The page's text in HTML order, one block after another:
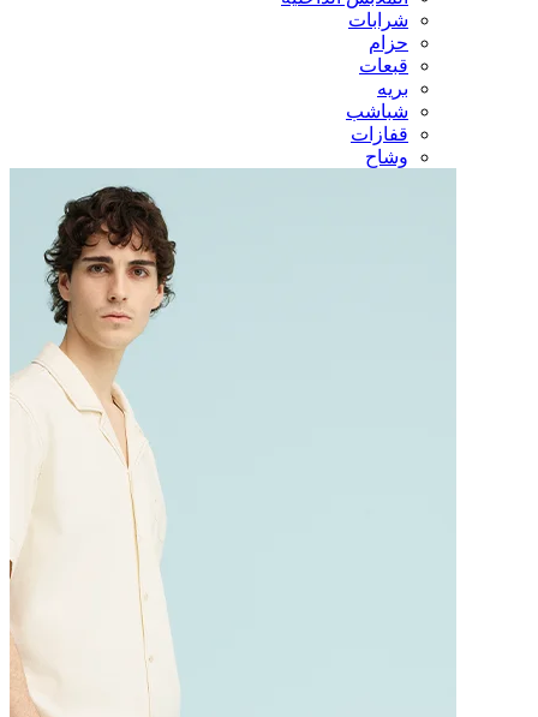
شرابات
حزام
قبعات
بريه
شباشب
قفازات
وشاح